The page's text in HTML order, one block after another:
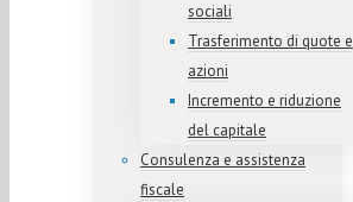
sociali
Trasferimento di quote e
azioni
Incremento e riduzione
del capitale
Consulenza e assistenza
fiscale